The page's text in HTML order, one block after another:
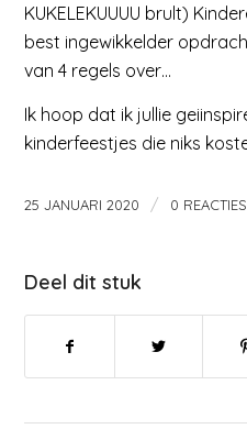
KUKELEKUUUU brult)
best ingewikkelder
van 4 regels over…
Ik hoop dat ik jullie
kinderfeestjes die niks
25 JANUARI 2020 / 0 REACTIES
Deel dit stuk